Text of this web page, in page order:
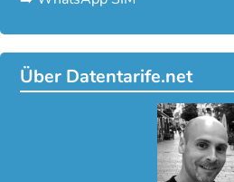
Über Datentarife.net